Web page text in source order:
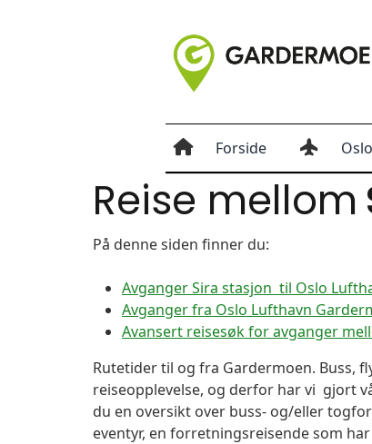
Forside
Reise mellom
På denne siden finner du:
Avganger Sira stasjon til Oslo
Avganger fra Oslo Lufthavn
Avansert reisesøk for avganger
Rutetider til og fra Gardermoen. Buss,
reiseopplevelse, og derfor har vi gjort
du en oversikt over buss- og/eller
eventyr, en forretningsreisende som